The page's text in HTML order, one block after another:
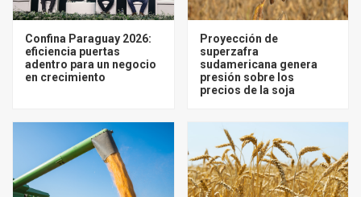
Confina Paraguay 2026:
eficiencia puertas
adentro para un negocio
en crecimiento
Proyección de
superzafra
sudamericana genera
presión sobre los
precios de la soja